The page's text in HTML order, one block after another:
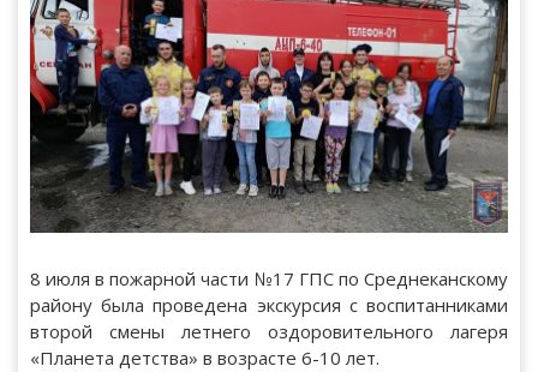
8 июля в пожарной части №17 ГПС по Среднеканскому
району была проведена экскурсия с воспитанниками
второй смены летнего оздоровительного лагеря
«Планета детства» в возрасте 6-10 лет.